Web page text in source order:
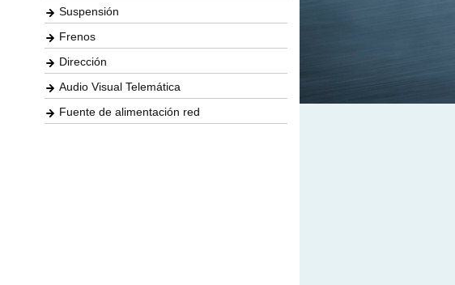
Suspensión
Frenos
Dirección
Audio Visual Telemática
Fuente de alimentación red